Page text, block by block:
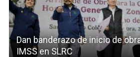
Dan banderazo de inicio de
IMSS en SLRC